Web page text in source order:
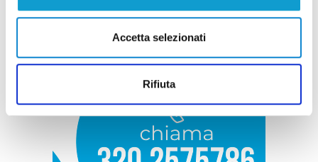
Accetta selezionati
Rifiuta